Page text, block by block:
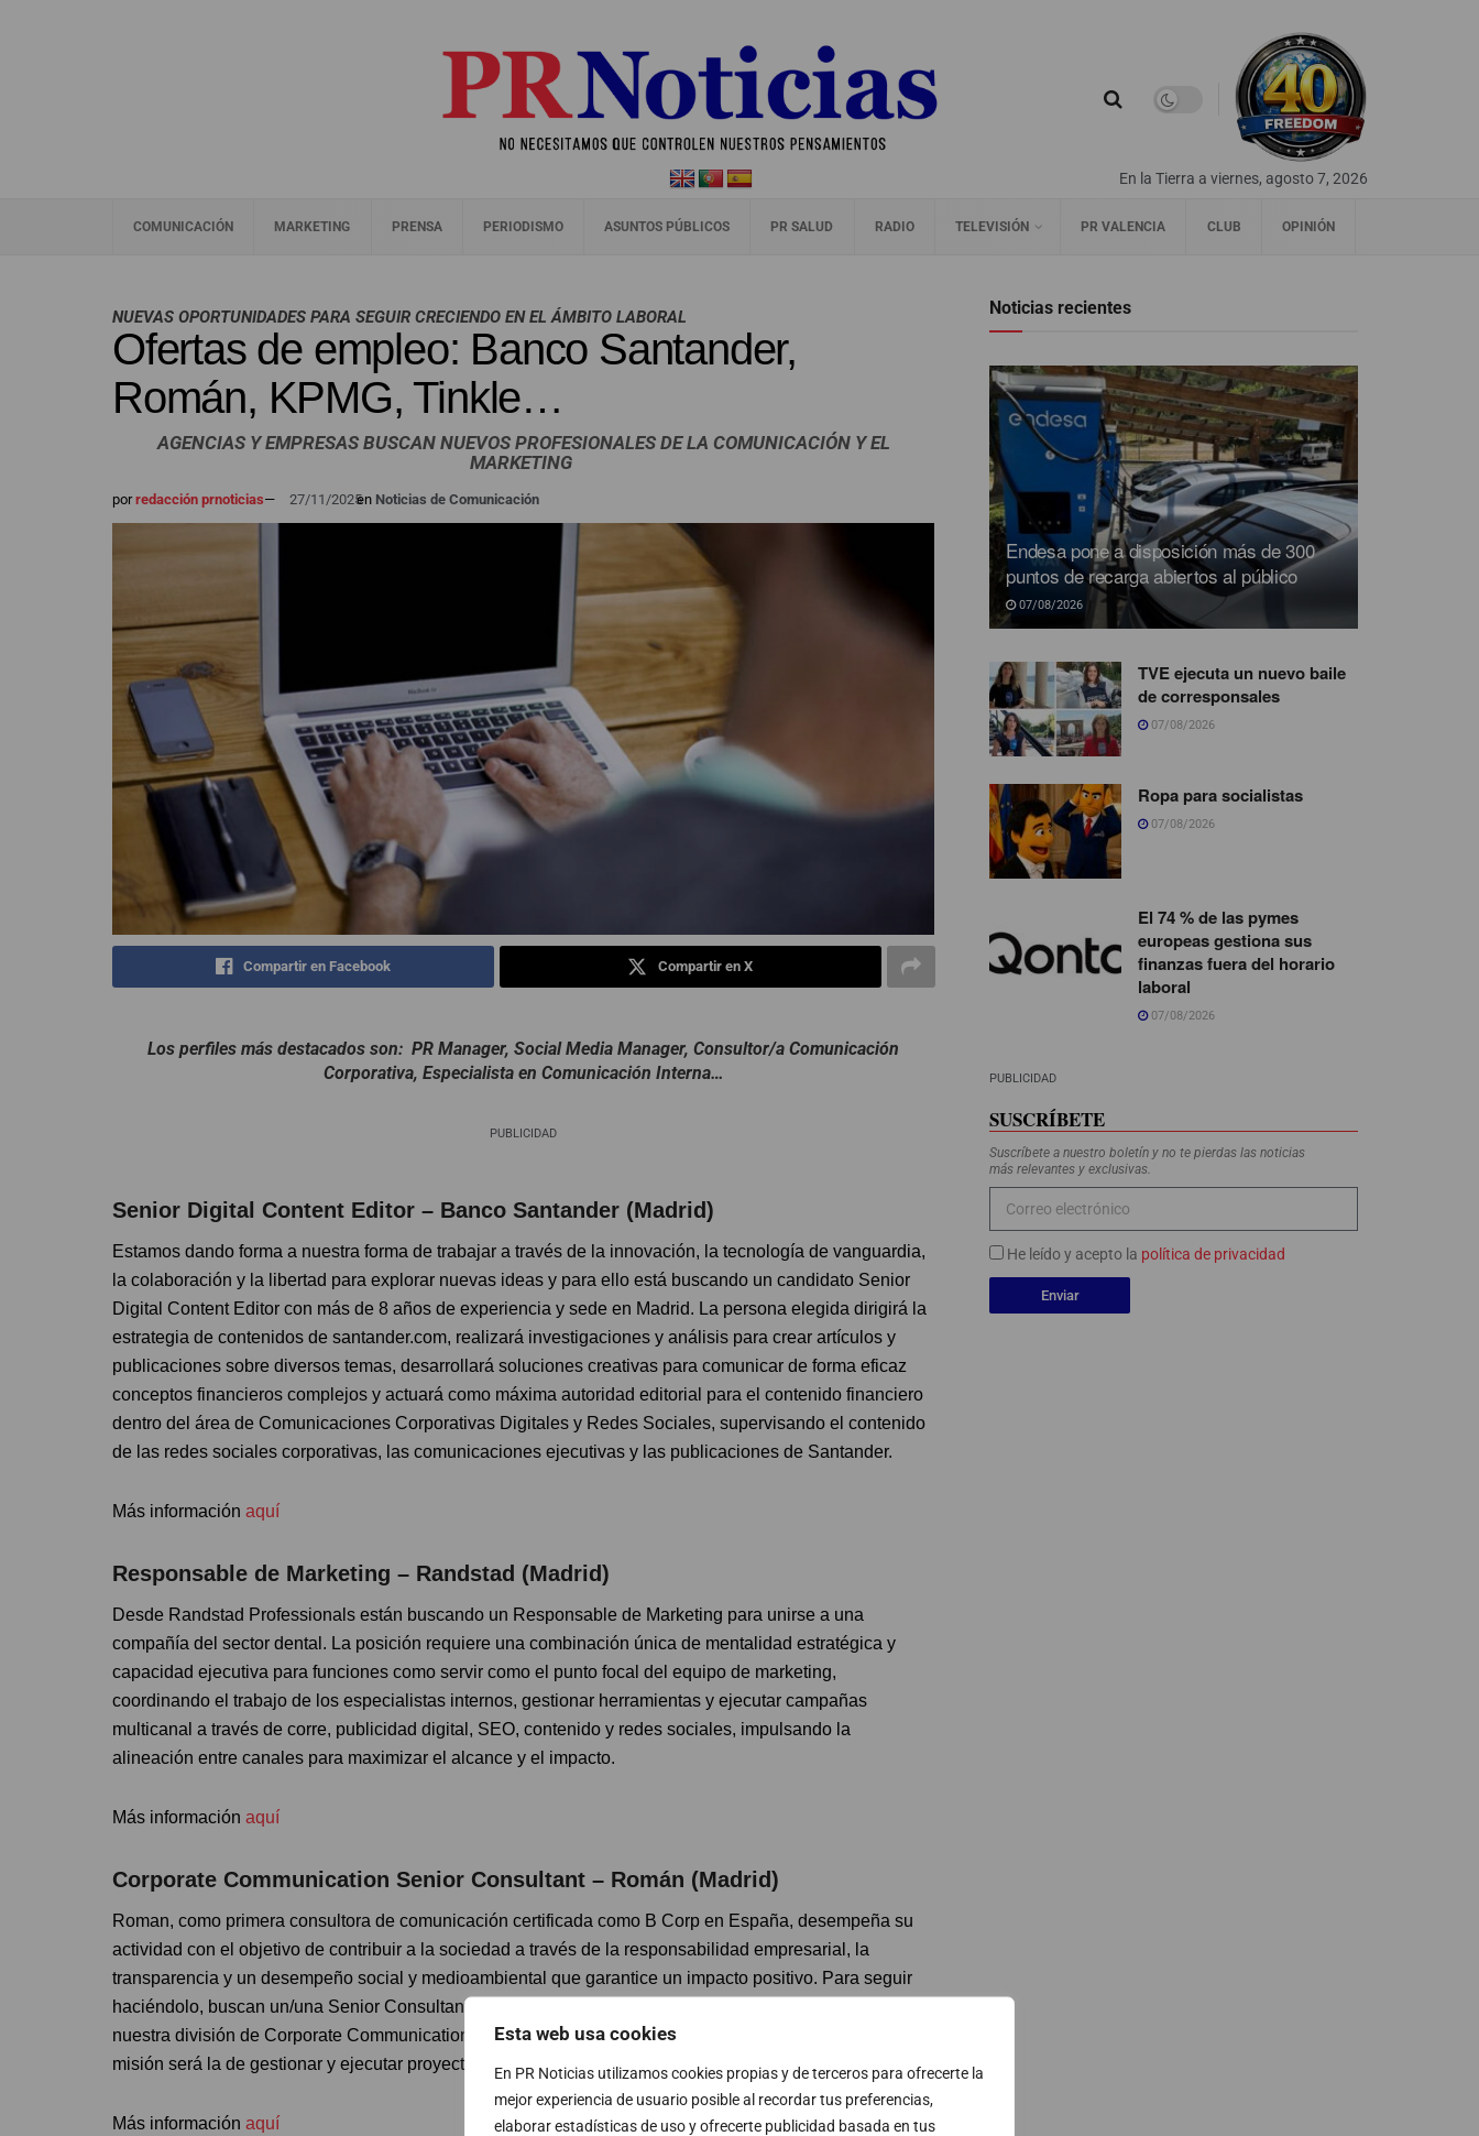
Esta web usa cookies
En PR Noticias utilizamos cookies propias y de terceros para ofrecerte la
mejor experiencia de usuario posible al recordar tus preferencias,
elaborar estadísticas de uso y ofrecerte publicidad basada en tus
En la Tierra a viernes, agosto 7, 2026
COMUNICACIÓN MARKETING PRENSA PERIODISMO ASUNTOS PÚBLICOS PR SALUD RADIO TELEVISIÓN PR VALENCIA CLUB OPINIÓN
NUEVAS OPORTUNIDADES PARA SEGUIR CRECIENDO EN EL ÁMBITO LABORAL
Ofertas de empleo: Banco Santander,
Román, KPMG, Tinkle…
AGENCIAS Y EMPRESAS BUSCAN NUEVOS PROFESIONALES DE LA COMUNICACIÓN Y EL
MARKETING
porredacción prnoticias— 27/11/2025en Noticias de Comunicación
Compartir en Facebook Compartir en X
Los perfiles más destacados son: PR Manager, Social Media Manager, Consultor/a Comunicación
Corporativa, Especialista en Comunicación Interna…
PUBLICIDAD
Senior Digital Content Editor – Banco Santander (Madrid)
Estamos dando forma a nuestra forma de trabajar a través de la innovación, la tecnología de vanguardia,
la colaboración y la libertad para explorar nuevas ideas y para ello está buscando un candidato Senior
Digital Content Editor con más de 8 años de experiencia y sede en Madrid. La persona elegida dirigirá la
estrategia de contenidos de santander.com, realizará investigaciones y análisis para crear artículos y
publicaciones sobre diversos temas, desarrollará soluciones creativas para comunicar de forma eficaz
conceptos financieros complejos y actuará como máxima autoridad editorial para el contenido financiero
dentro del área de Comunicaciones Corporativas Digitales y Redes Sociales, supervisando el contenido
de las redes sociales corporativas, las comunicaciones ejecutivas y las publicaciones de Santander.
Más información aquí
Responsable de Marketing – Randstad (Madrid)
Desde Randstad Professionals están buscando un Responsable de Marketing para unirse a una
compañía del sector dental. La posición requiere una combinación única de mentalidad estratégica y
capacidad ejecutiva para funciones como servir como el punto focal del equipo de marketing,
coordinando el trabajo de los especialistas internos, gestionar herramientas y ejecutar campañas
multicanal a través de corre, publicidad digital, SEO, contenido y redes sociales, impulsando la
alineación entre canales para maximizar el alcance y el impacto.
Más información aquí
Corporate Communication Senior Consultant – Román (Madrid)
Roman, como primera consultora de comunicación certificada como B Corp en España, desempeña su
actividad con el objetivo de contribuir a la sociedad a través de la responsabilidad empresarial, la
transparencia y un desempeño social y medioambiental que garantice un impacto positivo. Para seguir
haciéndolo, buscan un/una Senior Consultant con al menos 3 años de experiencia para incorporarse a
nuestra división de Corporate Communication en Madrid. Reportando al Manager de la división, su
misión será la de gestionar y ejecutar proyectos de comunicación internacional.
Más información aquí
Noticias recientes
Endesa pone a disposición más de 300
puntos de recarga abiertos al público
07/08/2026
TVE ejecuta un nuevo baile
de corresponsales
07/08/2026
Ropa para socialistas
07/08/2026
El 74 % de las pymes
europeas gestiona sus
finanzas fuera del horario
laboral
07/08/2026
PUBLICIDAD
SUSCRÍBETE
Suscríbete a nuestro boletín y no te pierdas las noticias
más relevantes y exclusivas.
He leído y acepto la política de privacidad
Enviar